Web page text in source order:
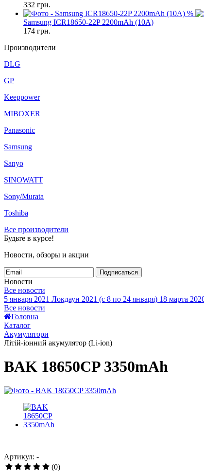
332 грн.
%
Samsung ICR18650-22P 2200mAh (10A)
174 грн.
Производители
DLG
GP
Keeppower
MIBOXER
Panasonic
Samsung
Sanyo
SINOWATT
Sony/Murata
Toshiba
Все производители
Будьте в курсе!
Новости, обзоры и акции
Подписаться
Новости
Все новости
5 января 2021 Локдаун 2021 (с 8 по 24 января) 18 марта
Все новости
Головна
Каталог
Акумулятори
Літій-іонний акумулятор (Li-ion)
BAK 18650CP 3350mAh
Артикул: -
(0)